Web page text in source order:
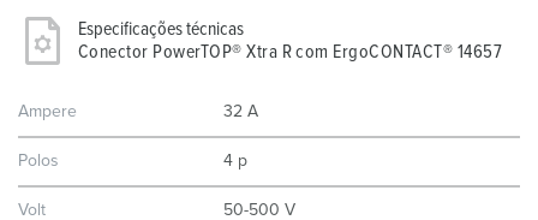
Especificações técnicas
Conector PowerTOP® Xtra R com ErgoCONTACT® 14657
Ampere 32 A
Polos 4 p
Volt 50-500 V